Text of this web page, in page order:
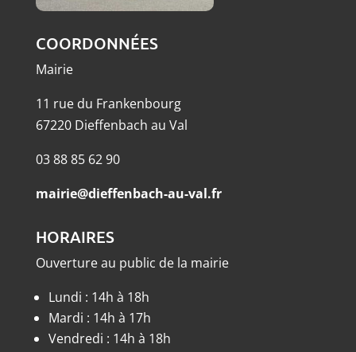
COORDONNÉES
Mairie
11 rue du Frankenbourg
67220 Dieffenbach au Val
03 88 85 62 90
mairie@dieffenbach-au-val.fr
HORAIRES
Ouverture au public de la mairie
Lundi : 14h à 18h
Mardi : 14h à 17h
Vendredi : 14h à 18h